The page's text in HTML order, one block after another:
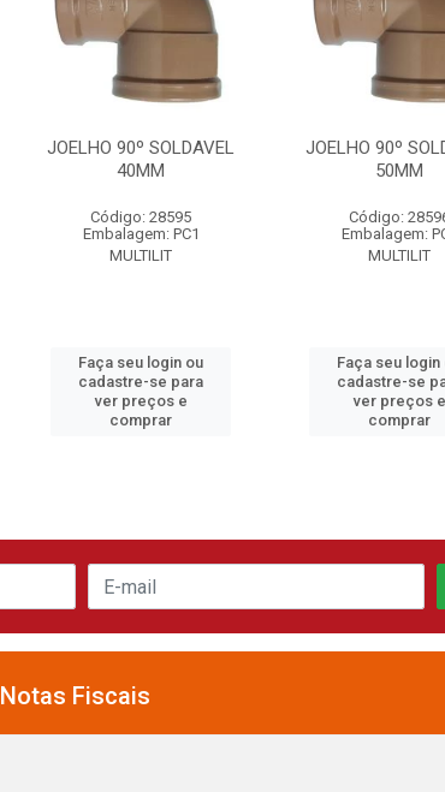
JOELHO 90º SOLDAVEL
40MM
Código: 28595
Embalagem: PC1
MULTILIT
Faça seu login ou
cadastre-se para
ver preços e
comprar
JOELHO 90º
50MM
Código:
Embalagem:
MULTILIT
Faça seu login
cadastre-se
ver preços e
comprar
Notas Fiscais